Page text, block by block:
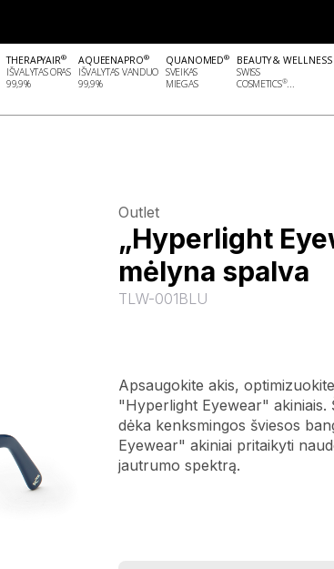
THERAPYAIR®
IŠVALYTAS ORAS
99,9%
AQUEENAPRO®
IŠVALYTAS VANDUO
99,9%
QUANOMED®
SVEIKAS
MIEGAS
BEAUTY & WELLNESS
SWISS
COSMETICS®...
Outlet
„Hyperlight
mėlyna spalva
TLW-001BLU
Apsaugokite akis,
"Hyperlight Eyewear" akiniais.
dėka kenksmingos šviesos
Eyewear" akiniai pritaikyti
jautrumo spektrą.